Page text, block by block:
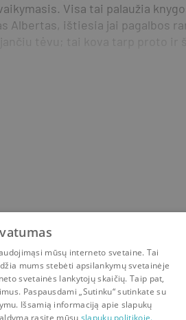
Visa tai palaužia
Albertas, ištiesia jai pagalbos
mūsų interneto svetaine. Tai
mums stebėti apsilankymų svetainėje
svetainės lankytojų skaičių. Taip pat,
Paspausdami „Sutinku“ sutinkate su
Išsamią informaciją apie slapukų
rasite mūsų slapukų politikoje.